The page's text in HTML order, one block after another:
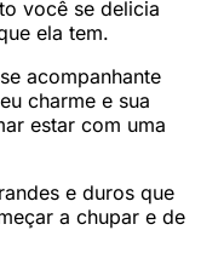
você se delicia
ela tem.
acompanhante
charme e sua
estar com uma
e duros que
a chupar e de